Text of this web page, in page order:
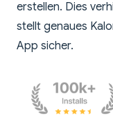
erstellen. Dies
stellt genaues
App sicher.